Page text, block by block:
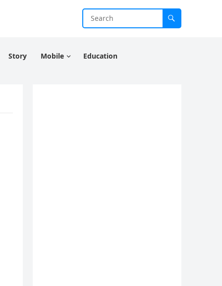
Story Mobile Education